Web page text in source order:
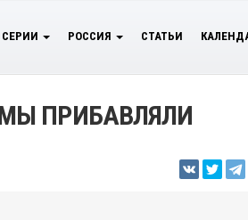
РОССИЯ СТАТЬИ
ПРИБАВЛЯЛИ